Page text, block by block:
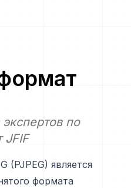
по
JFIF
(PJPEG) является
формата